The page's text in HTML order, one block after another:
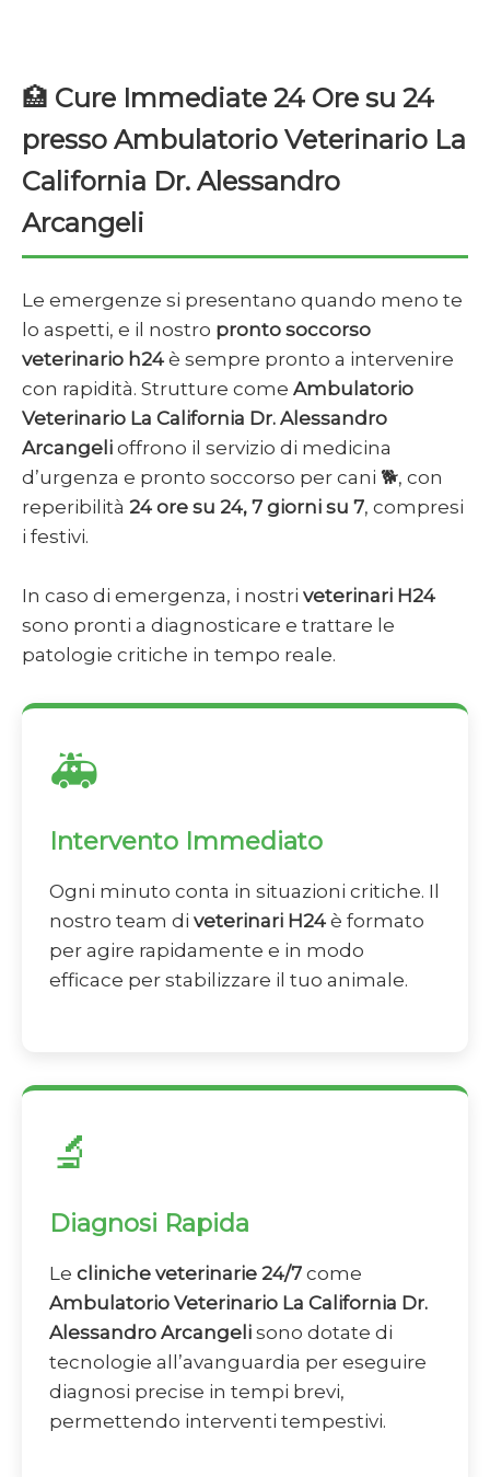
🏥 Cure Immediate 24 Ore su 24
presso Ambulatorio Veterinario La
California Dr. Alessandro
Arcangeli
Le emergenze si presentano quando meno te
lo aspetti, e il nostro pronto soccorso
veterinario h24 è sempre pronto a intervenire
con rapidità. Strutture come Ambulatorio
Veterinario La California Dr. Alessandro
Arcangeli offrono il servizio di medicina
d’urgenza e pronto soccorso per cani 🐕, con
reperibilità 24 ore su 24, 7 giorni su 7, compresi
i festivi.
In caso di emergenza, i nostri veterinari H24
sono pronti a diagnosticare e trattare le
patologie critiche in tempo reale.
🚑
Intervento Immediato
Ogni minuto conta in situazioni critiche. Il
nostro team di veterinari H24 è formato
per agire rapidamente e in modo
efficace per stabilizzare il tuo animale.
🔬
Diagnosi Rapida
Le cliniche veterinarie 24/7 come
Ambulatorio Veterinario La California Dr.
Alessandro Arcangeli sono dotate di
tecnologie all’avanguardia per eseguire
diagnosi precise in tempi brevi,
permettendo interventi tempestivi.